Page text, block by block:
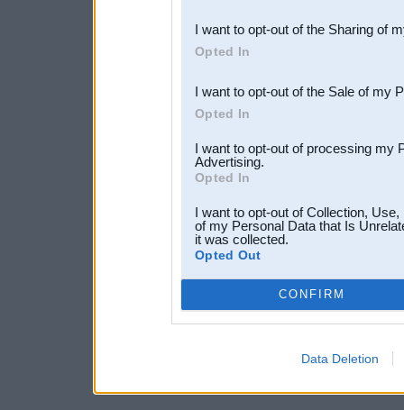
Downstream Participants
third parties.
I want to opt-out of the Sharing of
Opted In
I want to opt-out of the Sale of my
Opted In
I want to opt-out of processing my
Advertising.
Opted In
I want to opt-out of Collection,
of my Personal Data that Is
it was collected.
Opted Out
CONFIRM
Data Deletion